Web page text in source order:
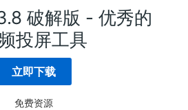
破解版 - 优秀的
投屏工具
立即下载
免费资源